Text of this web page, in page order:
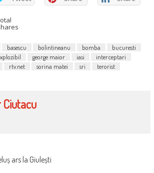
basescu bolintineanu bomba
bucuresti
george maior iasi
interceptari
rtv.net sorina matei sri
terorist
ars la Giulești